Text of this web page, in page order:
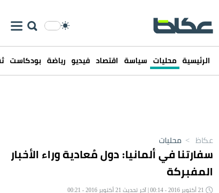
الرئيسية محليات سياسة اقتصاد فيديو رياضة بودكاست
عكاظ > محليات
سفارتنا في ألمانيا: دول مُعادية وراء الأخبار
المفبركة